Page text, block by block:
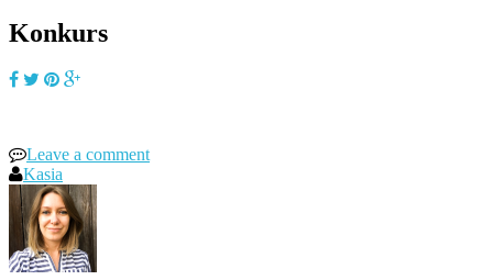
Konkurs
Leave a comment
Kasia